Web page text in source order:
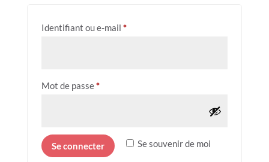
Identifiant ou e-mail *Obligatoire
Mot de passe*Obligatoire
Se souvenir de moi
Se connecter